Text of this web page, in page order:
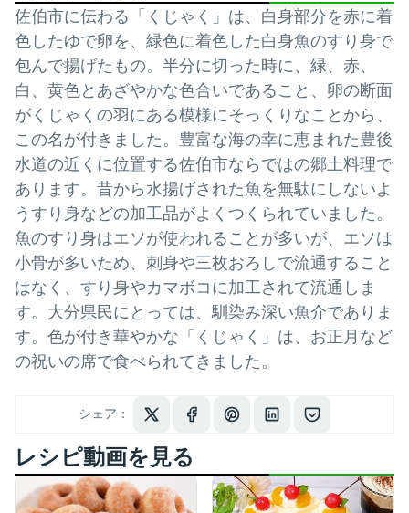
佐伯市に伝わる「くじゃく」は、白身部分を赤に着
色したゆで卵を、緑色に着色した白身魚のすり身で
包んで揚げたもの。半分に切った時に、緑、赤、
白、黄色とあざやかな色合いであること、卵の断面
がくじゃくの羽にある模様にそっくりなことから、
この名が付きました。豊富な海の幸に恵まれた豊後
水道の近くに位置する佐伯市ならではの郷土料理で
あります。昔から水揚げされた魚を無駄にしないよ
うすり身などの加工品がよくつくられていました。
魚のすり身はエソが使われることが多いが、エソは
小骨が多いため、刺身や三枚おろしで流通すること
はなく、すり身やカマボコに加工されて流通しま
す。大分県民にとっては、馴染み深い魚介でありま
す。色が付き華やかな「くじゃく」は、お正月など
の祝いの席で食べられてきました。
シェア：
レシピ動画を見る